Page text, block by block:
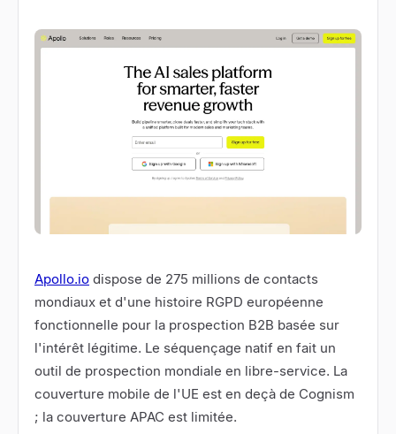
Apollo.io dispose de 275 millions de contacts
mondiaux et d'une histoire RGPD européenne
fonctionnelle pour la prospection B2B basée sur
l'intérêt légitime. Le séquençage natif en fait un
outil de prospection mondiale en libre-service. La
couverture mobile de l'UE est en deçà de Cognism
; la couverture APAC est limitée.